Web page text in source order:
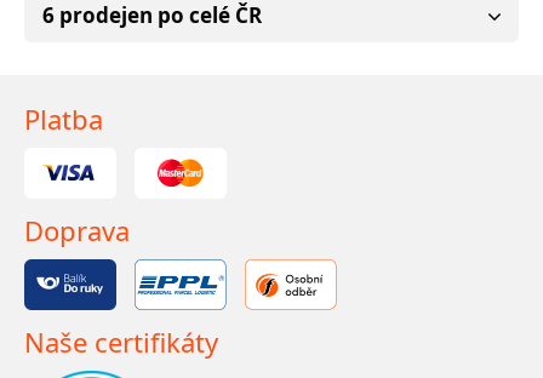
6 prodejen po celé ČR
Platba
Doprava
Naše certifikáty